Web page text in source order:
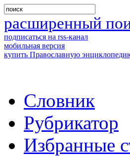
расширенный
подписаться на rss-канал
мобильная версия
купить Православную
Словник
Рубрикатор
Избранные